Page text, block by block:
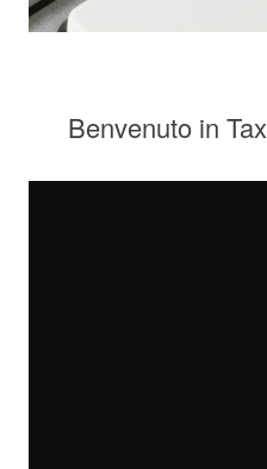
Benvenuto in